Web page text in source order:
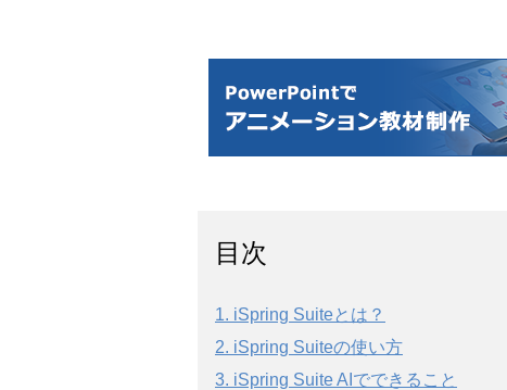
目次
1. iSpring Suiteとは？
2. iSpring Suiteの使い方
3. iSpring Suite AIでできること